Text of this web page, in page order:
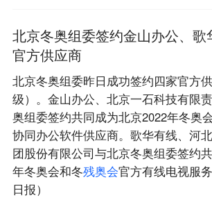
北京冬奥组委签约金山办公、歌
官方供应商
北京冬奥组委昨日成功签约四家官方
级）。金山办公、北京一石科技有限
奥组委签约共同成为北京2022年冬奥
协同办公软件供应商。歌华有线、河
团股份有限公司与北京冬奥组委签约
年冬奥会和冬残奥会官方有线电视服
日报）